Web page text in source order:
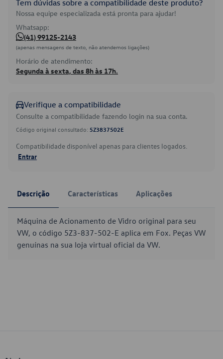
Tem dúvidas sobre a compatibilidade deste produto?
Nossa equipe especializada está pronta para ajudar!
Whatsapp:
(41) 99125-2143
(apenas mensagens de texto, não atendemos ligações)
Horário de atendimento:
Segunda à sexta, das 8h às 17h.
Verifique a compatibilidade
Consulte a compatibilidade fazendo login na sua conta.
Código original consultado: 5Z3837502E
Compatibilidade disponível apenas para clientes logados.
Entrar
Descrição Características Aplicações
Máquina de Acionamento de Vidro original para seu
VW, o código 5Z3-837-502-E aplica em Fox. Peças VW
genuínas na sua loja virtual oficial da VW.